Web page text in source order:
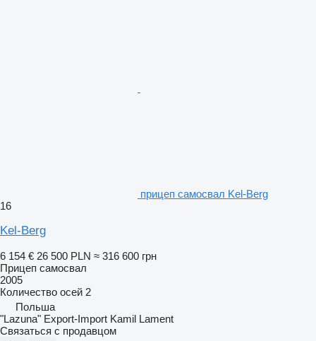
прицеп самосвал Kel-Berg
16
Kel-Berg
6 154 € 26 500 PLN ≈ 316 600 грн
Прицеп самосвал
2005
Количество осей 2
Польша
"Lazuna" Export-Import Kamil Lament
Связаться с продавцом